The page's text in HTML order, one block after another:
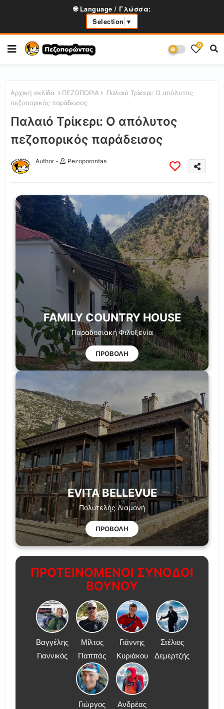
🌐 Language / Γλώσσα:
Selection ▼
0
Αρχική σελίδα ΠΕΖΟΠΟΡΙΑ
Παλαιό Τρίκερι: Ο απόλυτος
πεζοπορικός παράδεισος
Παλαιό Τρίκερι: Ο απόλυτος
πεζοπορικός παράδεισος
Author - Pezoporontas
FAMILY COUNTRY HOUSE
Παραδοσιακή Φιλοξενία
ΠΡΟΒΟΛΗ
EVITA BELLEVUE
Πολυτελής Διαμονή
ΠΡΟΒΟΛΗ
ΠΡΟΤΕΙΝΟΜΕΝΟΙ ΣΥΝΟΔΟΙ
ΒΟΥΝΟΥ
Βαγγέλης
Γιαννικός
Μίλτος
Παππάς
Γιάννης
Κυριάκου
Στέλιος
Δεμερτζής
Γιώργος
Ανδρέας